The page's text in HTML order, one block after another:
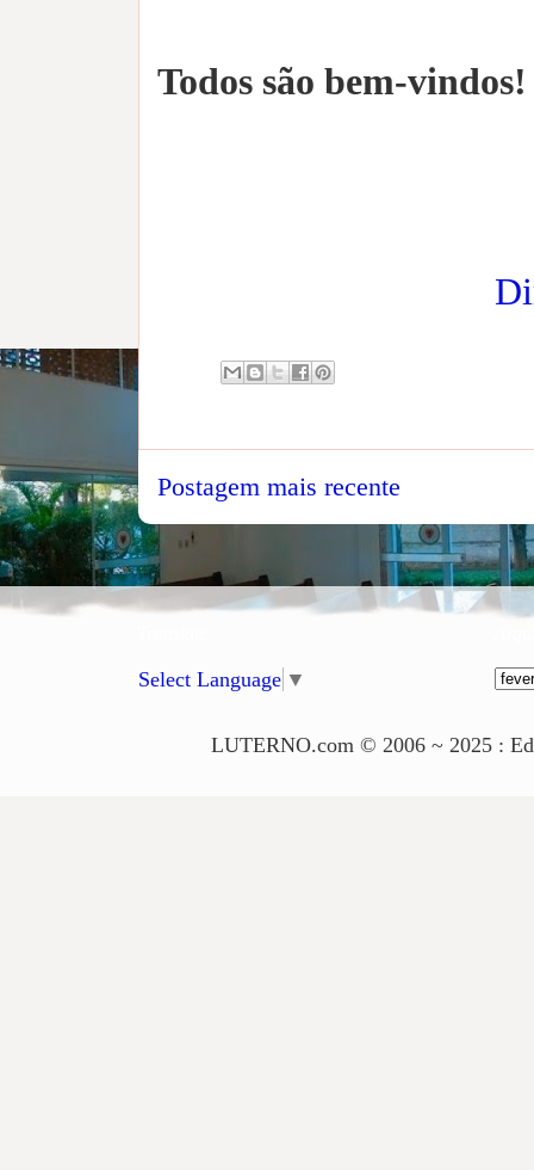
Todos são bem-vindos!
Postagem mais recente
Select Language ▼
LUTERNO.com © 2006 ~ 2025 :